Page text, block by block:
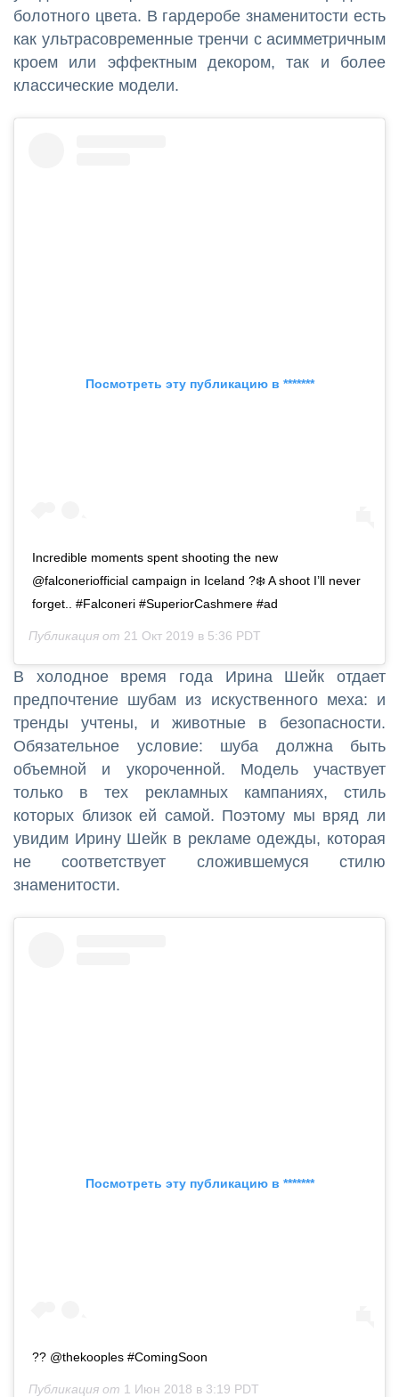
болотного цвета. В гардеробе знаменитости есть
как ультрасовременные тренчи с асимметричным
кроем или эффектным декором, так и более
классические модели.
Посмотреть эту публикацию в *******
Incredible moments spent shooting the new
@falconeriofficial campaign in Iceland ?❄️ A shoot I’ll never
forget.. #Falconeri #SuperiorCashmere #ad
Публикация от 21 Окт 2019 в 5:36 PDT
В холодное время года Ирина Шейк отдает
предпочтение шубам из искуственного меха: и
тренды учтены, и животные в безопасности.
Обязательное условие: шуба должна быть
объемной и укороченной. Модель участвует
только в тех рекламных кампаниях, стиль
которых близок ей самой. Поэтому мы вряд ли
увидим Ирину Шейк в рекламе одежды, которая
не соответствует сложившемуся стилю
знаменитости.
Посмотреть эту публикацию в *******
?? @thekooples #ComingSoon
Публикация от 1 Июн 2018 в 3:19 PDT